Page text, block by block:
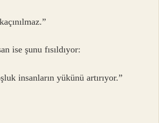
ise şunu fısıldıyor:
insanların yükünü artırıyor.”